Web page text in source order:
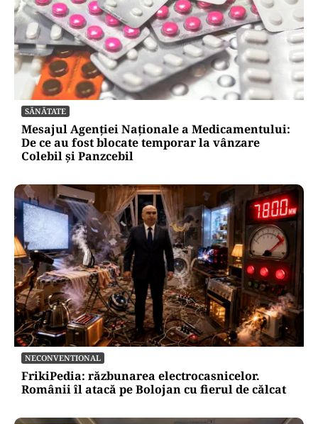
SĂNĂTATE
Mesajul Agenției Naționale a Medicamentului:
De ce au fost blocate temporar la vânzare
Colebil și Panzcebil
NECONVENTIONAL
FrikiPedia: răzbunarea electrocasnicelor.
Românii îl atacă pe Bolojan cu fierul de călcat